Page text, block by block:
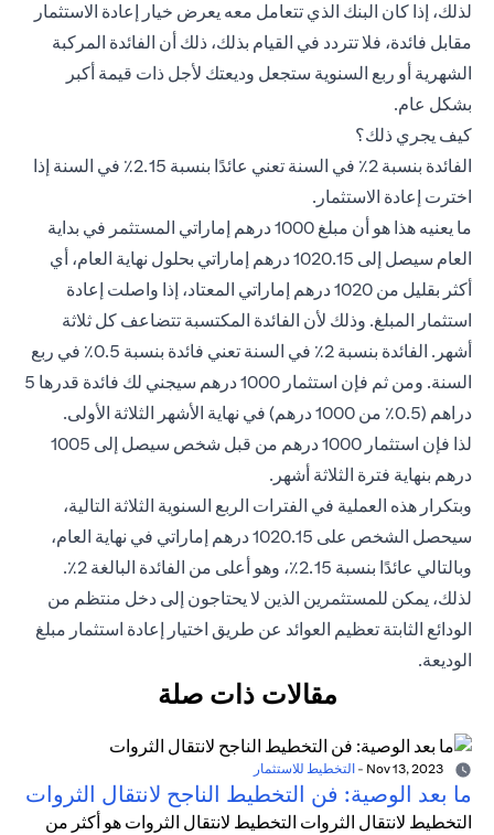
لذلك، إذا كان البنك الذي تتعامل معه يعرض خيار إعادة الاستثمار
مقابل فائدة، فلا تتردد في القيام بذلك، ذلك أن الفائدة المركبة
الشهرية أو ربع السنوية ستجعل وديعتك لأجل ذات قيمة أكبر
بشكل عام.
كيف يجري ذلك؟
الفائدة بنسبة 2٪ في السنة تعني عائدًا بنسبة 2.15٪ في السنة إذا
اخترت إعادة الاستثمار.
ما يعنيه هذا هو أن مبلغ 1000 درهم إماراتي المستثمر في بداية
العام سيصل إلى 1020.15 درهم إماراتي بحلول نهاية العام، أي
أكثر بقليل من 1020 درهم إماراتي المعتاد، إذا واصلت إعادة
استثمار المبلغ. وذلك لأن الفائدة المكتسبة تتضاعف كل ثلاثة
أشهر. الفائدة بنسبة 2٪ في السنة تعني فائدة بنسبة 0.5٪ في ربع
السنة. ومن ثم فإن استثمار 1000 درهم سيجني لك فائدة قدرها 5
دراهم (0.5٪ من 1000 درهم) في نهاية الأشهر الثلاثة الأولى.
لذا فإن استثمار 1000 درهم من قبل شخص سيصل إلى 1005
درهم بنهاية فترة الثلاثة أشهر.
وبتكرار هذه العملية في الفترات الربع السنوية الثلاثة التالية،
سيحصل الشخص على 1020.15 درهم إماراتي في نهاية العام،
وبالتالي عائدًا بنسبة 2.15٪، وهو أعلى من الفائدة البالغة 2٪.
لذلك، يمكن للمستثمرين الذين لا يحتاجون إلى دخل منتظم من
الودائع الثابتة تعظيم العوائد عن طريق اختيار إعادة استثمار مبلغ
الوديعة.
مقالات ذات صلة
- التخطيط للاستثمار
ما بعد الوصية: فن التخطيط الناجح لانتقال الثروات
التخطيط لانتقال الثروات التخطيط لانتقال الثروات هو أكثر من